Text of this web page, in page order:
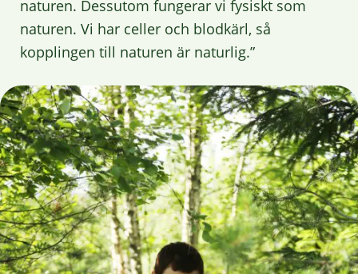
naturen. Dessutom fungerar vi fysiskt som
naturen. Vi har celler och blodkärl, så
kopplingen till naturen är naturlig.”